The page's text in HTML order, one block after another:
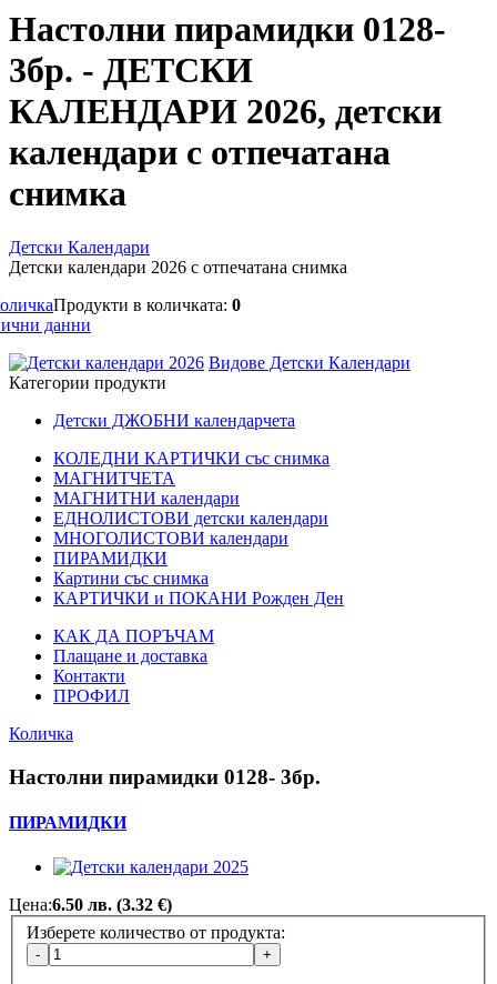
Настолни пирамидки 0128-
3бр. - ДЕТСКИ
КАЛЕНДАРИ 2026, детски
календари с отпечатана
снимка
Детски Календари
Детски календари 2026 с отпечатана снимка
Продукти в количката: 0
данни
Видове Детски Календари
Категории продукти
Детски ДЖОБНИ календарчета
КОЛЕДНИ КАРТИЧКИ със снимка
МАГНИТЧЕТА
МАГНИТНИ календари
ЕДНОЛИСТОВИ детски календари
МНОГОЛИСТОВИ календари
ПИРАМИДКИ
Картини със снимка
КАРТИЧКИ и ПОКАНИ Рожден Ден
КАК ДА ПОРЪЧАМ
Плащане и доставка
Контакти
ПРОФИЛ
Количка
Настолни пирамидки 0128- 3бр.
ПИРАМИДКИ
Цена:6.50 лв. (3.32 €)
Изберете количество от продукта: